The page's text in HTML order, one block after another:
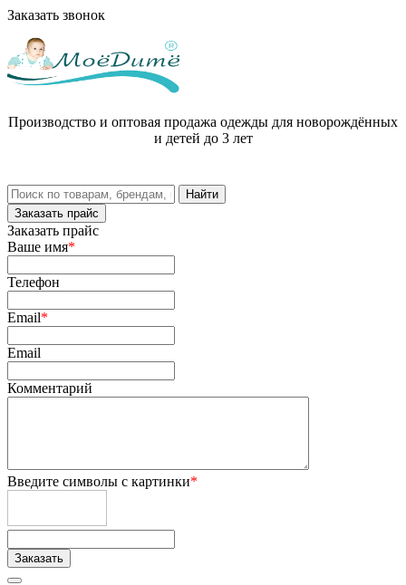
Заказать звонок
Производство и оптовая продажа одежды для новорождённых
и детей до 3 лет
Заказать прайс
Заказать прайс
Ваше имя*
Телефон
Email*
Email
Комментарий
Введите символы с картинки*